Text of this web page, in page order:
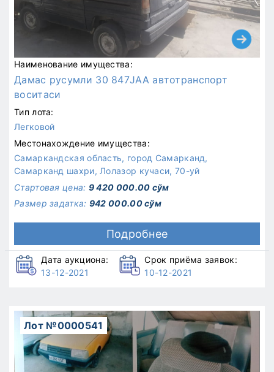
Наименование имущества:
Дамас русумли 30 847JAA автотранспорт
воситаси
Тип лота:
Легковой
Местонахождение имущества:
Самаркандская область, город Самарканд,
Самарканд шахри, Лолазор кучаси, 70-уй
Стартовая цена: 9 420 000.00 сўм
Размер задатка: 942 000.00 сўм
Подробнее
Дата аукциона:
13-12-2021
Срок приёма заявок:
10-12-2021
Лот №0000541